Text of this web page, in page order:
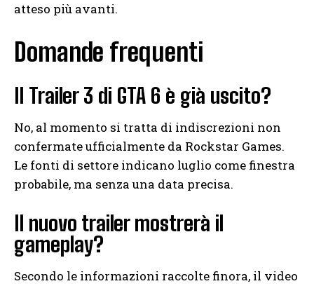
atteso più avanti.
Domande frequenti
Il Trailer 3 di GTA 6 è già uscito?
No, al momento si tratta di indiscrezioni non
confermate ufficialmente da Rockstar Games.
Le fonti di settore indicano luglio come finestra
probabile, ma senza una data precisa.
Il nuovo trailer mostrerà il
gameplay?
Secondo le informazioni raccolte finora, il video